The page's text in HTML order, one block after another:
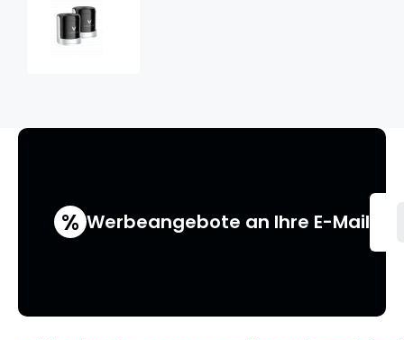
% Werbeangebote an Ihre E-Mail